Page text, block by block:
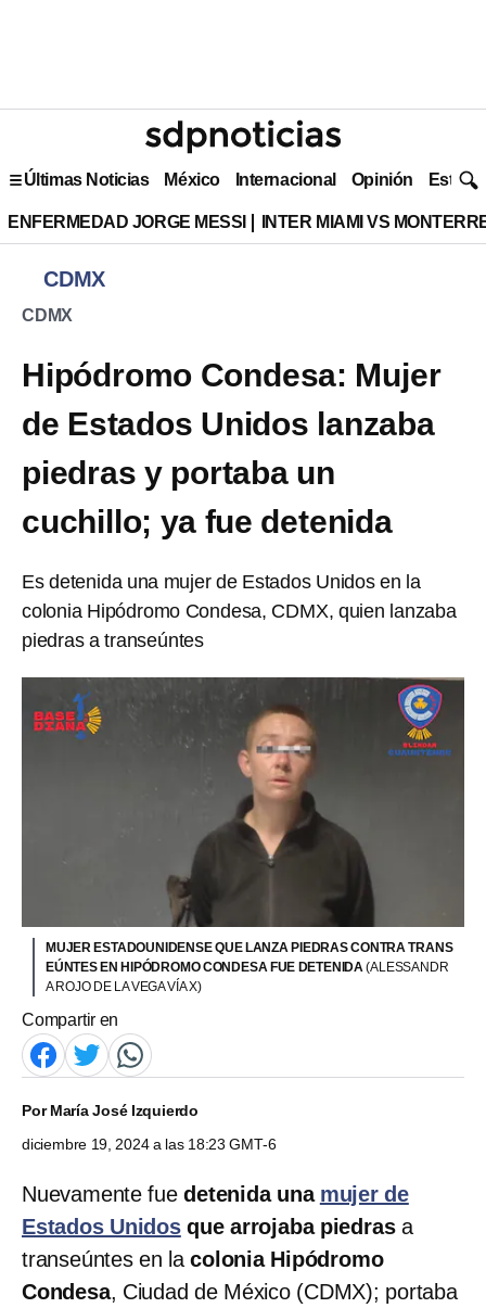
Últimas Noticias México Internacional Opinión Estilo
ENFERMEDAD JORGE MESSI INTER MIAMI VS
CDMX
CDMX
Hipódromo Condesa: Mujer
de Estados Unidos lanzaba
piedras y portaba un
cuchillo; ya fue detenida
Es detenida una mujer de Estados Unidos en la
colonia Hipódromo Condesa, CDMX, quien lanzaba
piedras a transeúntes
MUJER ESTADOUNIDENSE QUE LANZA PIEDRAS CONTRA TRANS
EÚNTES EN HIPÓDROMO CONDESA FUE DETENIDA(ALESSANDR
A ROJO DE LA VEGA VÍA X)
Compartir en
PorMaría José Izquierdo
diciembre 19, 2024 a las 18:23 GMT-6
Nuevamente fuedetenida una mujer de
Estados Unidosque arrojaba piedras a
transeúntes en lacolonia Hipódromo
Condesa, Ciudad de México (CDMX); portaba